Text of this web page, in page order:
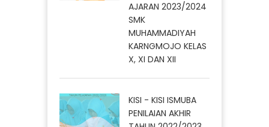
AJARAN 2023/2024
SMK
MUHAMMADIYAH
KARNGMOJO KELAS
X, XI DAN XII
KISI - KISI ISMUBA
PENILAIAN AKHIR